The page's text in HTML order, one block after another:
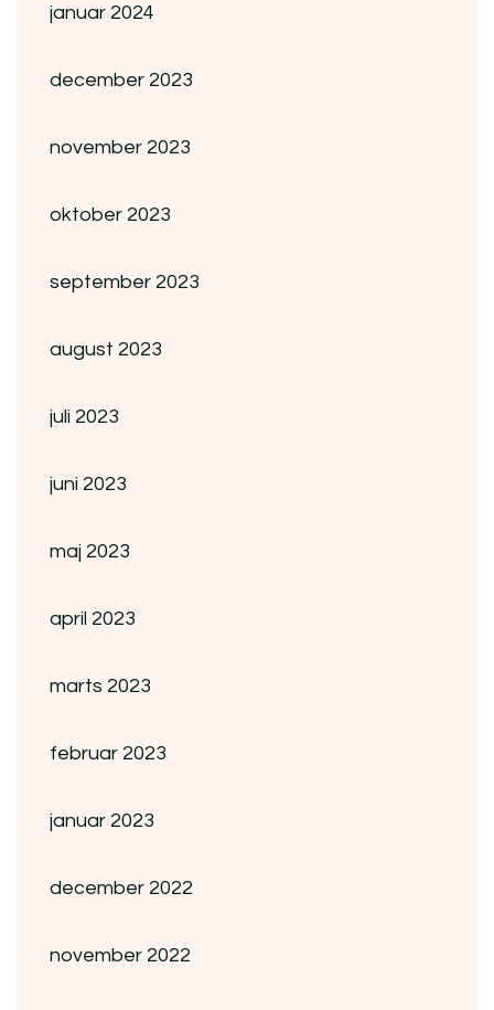
januar 2024
december 2023
november 2023
oktober 2023
september 2023
august 2023
juli 2023
juni 2023
maj 2023
april 2023
marts 2023
februar 2023
januar 2023
december 2022
november 2022